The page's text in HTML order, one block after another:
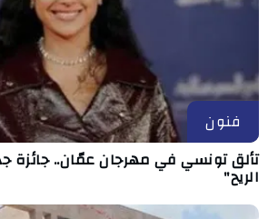
فنون
تألق تونسي في مهرجان عمّان.. جائزة
الريح"